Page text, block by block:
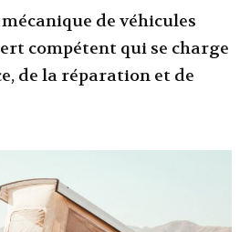
de véhicules
compétent qui se charge
de la réparation et de